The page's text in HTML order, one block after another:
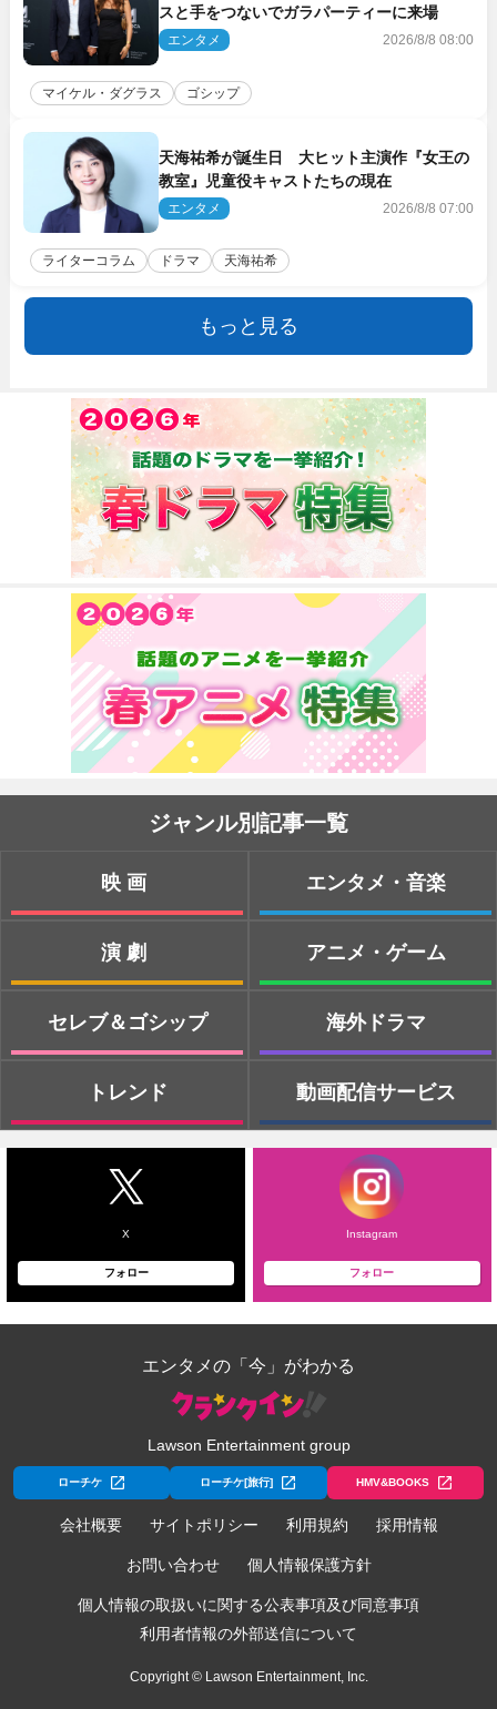
スと手をつないでガラパーティーに来場
エンタメ 2026/8/8 08:00
マイケル・ダグラス ゴシップ
天海祐希が誕生日 大ヒット主演作『女王の
教室』児童役キャストたちの現在
エンタメ 2026/8/8 07:00
ライターコラム ドラマ 天海祐希
もっと見る
ジャンル別記事一覧
映画
演劇
セレブ＆ゴシップ
トレンド
エンタメ・音楽
アニメ・ゲーム
海外ドラマ
動画配信サービス
X
フォロー
Instagram
フォロー
エンタメの「今」がわかる
Lawson Entertainment group
ローチケ ローチケ[旅行] HMV&BOOKS
会社概要 サイトポリシー 利用規約 採用情報
お問い合わせ 個人情報保護方針
個人情報の取扱いに関する公表事項及び同意事項
利用者情報の外部送信について
Copyright © Lawson Entertainment, Inc.